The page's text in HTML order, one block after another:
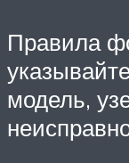
Правила
модель,